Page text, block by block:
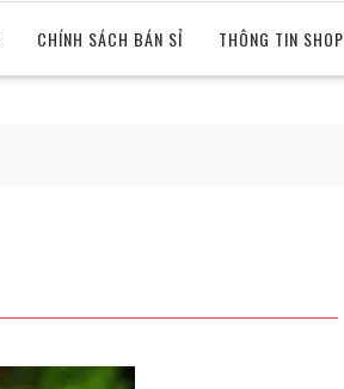
CHÍNH SÁCH BÁN SỈ THÔNG TIN SHOP